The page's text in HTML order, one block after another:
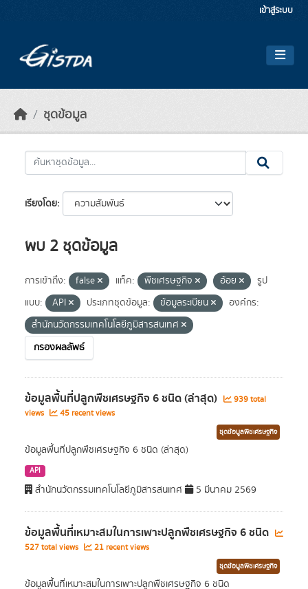
เข้าสู่ระบบ
ชุดข้อมูล
เรียงโดย
พบ 2 ชุดข้อมูล
การเข้าถึง: false แท็ค: พืชเศรษฐกิจ อ้อย
รูป
แบบ:
API ประเภทชุดข้อมูล: ข้อมูลระเบียน
องค์กร:
สำนักนวัตกรรมเทคโนโลยีภูมิสารสนเทศ
กรองผลลัพธ์
ข้อมูลพื้นที่ปลูกพืชเศรษฐกิจ 6 ชนิด (ล่าสุด)
939 total
views
45 recent views
ชุดข้อมูลพืชเศรษฐกิจ
ข้อมูลพื้นที่ปลูกพืชเศรษฐกิจ 6 ชนิด (ล่าสุด)
API
สำนักนวัตกรรมเทคโนโลยีภูมิสารสนเทศ 5 มีนาคม 2569
ข้อมูลพื้นที่เหมาะสมในการเพาะปลูกพืชเศรษฐกิจ 6 ชนิด
527 total views 21 recent views
ชุดข้อมูลพืชเศรษฐกิจ
ข้อมูลพื้นที่เหมาะสมในการเพาะปลูกพืชเศรษฐกิจ 6 ชนิด